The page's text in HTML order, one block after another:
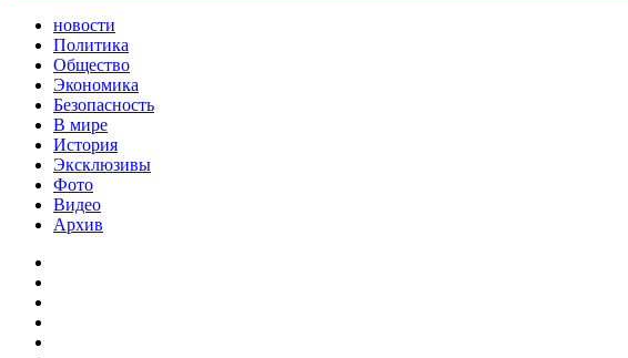
новости
Политика
Общество
Экономика
Безопасность
В мире
История
Эксклюзивы
Фото
Видео
Архив